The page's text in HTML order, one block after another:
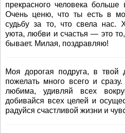
прекрасного человека
Очень ценю, что ты есть в
судьбу за то, что свела нас.
уюта, любви и счастья — это
бывает. Милая, поздравляю!
Моя дорогая подруга, в твой
пожелать много всего и
любима, удивляй всех
добивайся всех целей и
радуйся счастливой жизни и